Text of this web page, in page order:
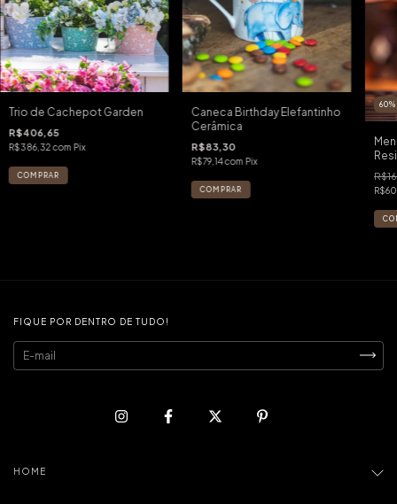
Trio de Cachepot Garden
R$406,65
R$386,32com Pix
Caneca Birthday Elefantinho
Cerâmica
R$83,30
R$79,14com Pix
60%
FIQUE POR DENTRO DE TUDO!
HOME